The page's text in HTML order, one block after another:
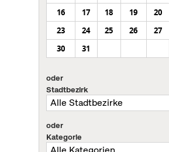
16
17 18 19 20
23
24 25 26 27
30
31
oder
Stadtbezirk
oder
Kategorie